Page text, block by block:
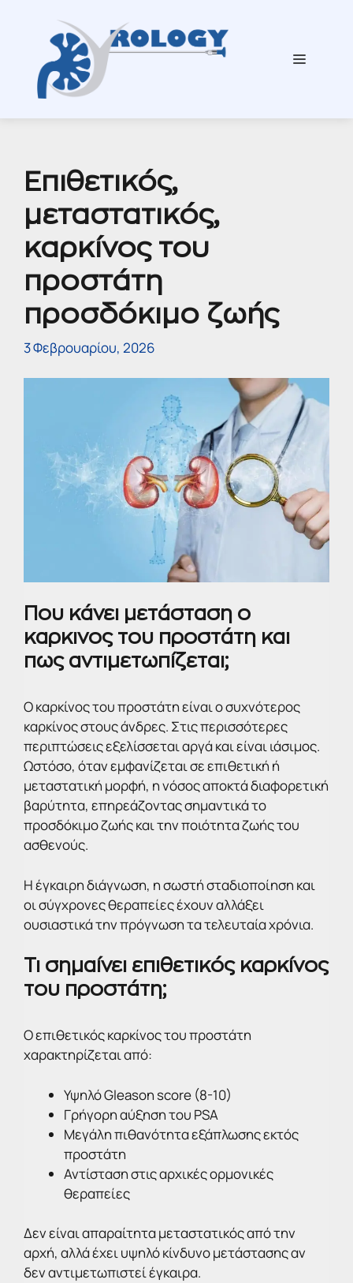
περιεχόμενο
Μενού
Επιθετικός,
μεταστατικός,
καρκίνος του
προστάτη
προσδόκιμο ζωής
3 Φεβρουαρίου, 2026
Που κάνει μετάσταση ο
καρκινος του προστάτη και
πως αντιμετωπίζεται;
Ο καρκίνος του προστάτη είναι ο συχνότερος
καρκίνος στους άνδρες. Στις περισσότερες
περιπτώσεις εξελίσσεται αργά και είναι ιάσιμος.
Ωστόσο, όταν εμφανίζεται σε επιθετική ή
μεταστατική μορφή, η νόσος αποκτά διαφορετική
βαρύτητα, επηρεάζοντας σημαντικά το
προσδόκιμο ζωής και την ποιότητα ζωής του
ασθενούς.
Η έγκαιρη διάγνωση, η σωστή σταδιοποίηση και
οι σύγχρονες θεραπείες έχουν αλλάξει
ουσιαστικά την πρόγνωση τα τελευταία χρόνια.
Τι σημαίνει επιθετικός καρκίνος
του προστάτη;
Ο επιθετικός καρκίνος του προστάτη
χαρακτηρίζεται από:
Υψηλό Gleason score (8-10)
Γρήγορη αύξηση του PSA
Μεγάλη πιθανότητα εξάπλωσης εκτός
προστάτη
Αντίσταση στις αρχικές ορμονικές
θεραπείες
Δεν είναι απαραίτητα μεταστατικός από την
αρχή, αλλά έχει υψηλό κίνδυνο μετάστασης αν
δεν αντιμετωπιστεί έγκαιρα.